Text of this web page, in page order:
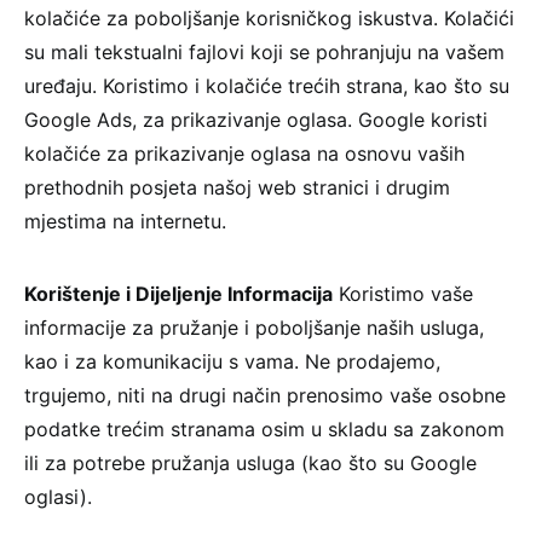
kolačiće za poboljšanje korisničkog iskustva. Kolačići
su mali tekstualni fajlovi koji se pohranjuju na vašem
uređaju. Koristimo i kolačiće trećih strana, kao što su
Google Ads, za prikazivanje oglasa. Google koristi
kolačiće za prikazivanje oglasa na osnovu vaših
prethodnih posjeta našoj web stranici i drugim
mjestima na internetu.
Korištenje i Dijeljenje Informacija Koristimo vaše
informacije za pružanje i poboljšanje naših usluga,
kao i za komunikaciju s vama. Ne prodajemo,
trgujemo, niti na drugi način prenosimo vaše osobne
podatke trećim stranama osim u skladu sa zakonom
ili za potrebe pružanja usluga (kao što su Google
oglasi).